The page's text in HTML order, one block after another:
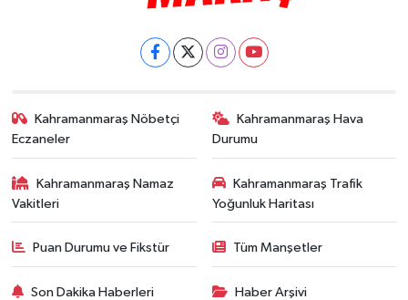
Kahramanmaraş Nöbetçi
Eczaneler
Kahramanmaraş Hava
Durumu
Kahramanmaraş Namaz
Vakitleri
Kahramanmaraş Trafik
Yoğunluk Haritası
Puan Durumu ve Fikstür Tüm Manşetler
Son Dakika Haberleri Haber Arşivi